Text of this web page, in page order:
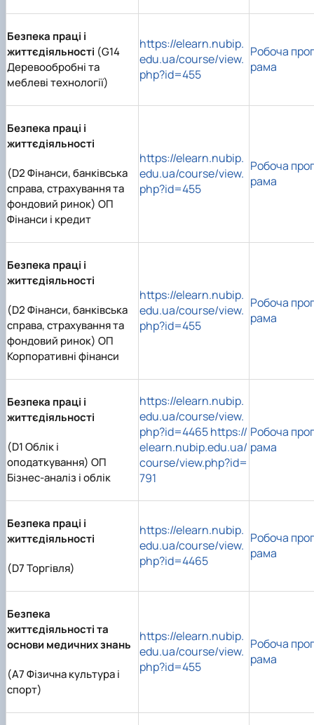
Безпека праці і
життєдіяльності (G14
Деревообробні та
меблеві технології)
https://elearn.nubip.
edu.ua/course/view.
php?id=455
Робоча прог
рама
Безпека праці і
життєдіяльності
(D2 Фінанси, банківська
справа, страхування та
фондовий ринок) ОП
Фінанси і кредит
https://elearn.nubip.
edu.ua/course/view.
php?id=455
Робоча прог
рама
Безпека праці і
життєдіяльності
(D2 Фінанси, банківська
справа, страхування та
фондовий ринок) ОП
Корпоративні фінанси
https://elearn.nubip.
edu.ua/course/view.
php?id=455
Робоча прог
рама
Безпека праці і
життєдіяльності
(D1 Облік і
оподаткування) ОП
Бізнес-аналіз і облік
https://elearn.nubip.
edu.ua/course/view.
php?id=4465https://
elearn.nubip.edu.ua/
course/view.php?id=
791
Робоча прог
рама
Безпека праці і
життєдіяльності
(D7 Торгівля)
https://elearn.nubip.
edu.ua/course/view.
php?id=4465
Робоча прог
рама
Безпека
життєдіяльності та
основи медичних знань
(А7 Фізична культура і
спорт)
https://elearn.nubip.
edu.ua/course/view.
php?id=455
Робоча прог
рама